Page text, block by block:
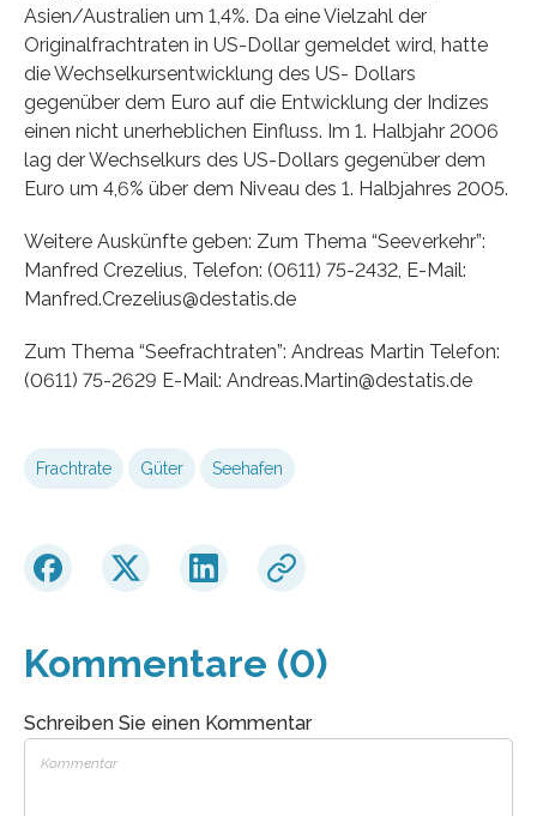
Asien/Australien um 1,4%. Da eine Vielzahl der
Originalfrachtraten in US-Dollar gemeldet wird, hatte
die Wechselkursentwicklung des US- Dollars
gegenüber dem Euro auf die Entwicklung der Indizes
einen nicht unerheblichen Einfluss. Im 1. Halbjahr 2006
lag der Wechselkurs des US-Dollars gegenüber dem
Euro um 4,6% über dem Niveau des 1. Halbjahres 2005.
Weitere Auskünfte geben: Zum Thema “Seeverkehr”:
Manfred Crezelius, Telefon: (0611) 75-2432, E-Mail:
Manfred.Crezelius@destatis.de
Zum Thema “Seefrachtraten”: Andreas Martin Telefon:
(0611) 75-2629 E-Mail: Andreas.Martin@destatis.de
Frachtrate Güter Seehafen
Kommentare (0)
Schreiben Sie einen Kommentar